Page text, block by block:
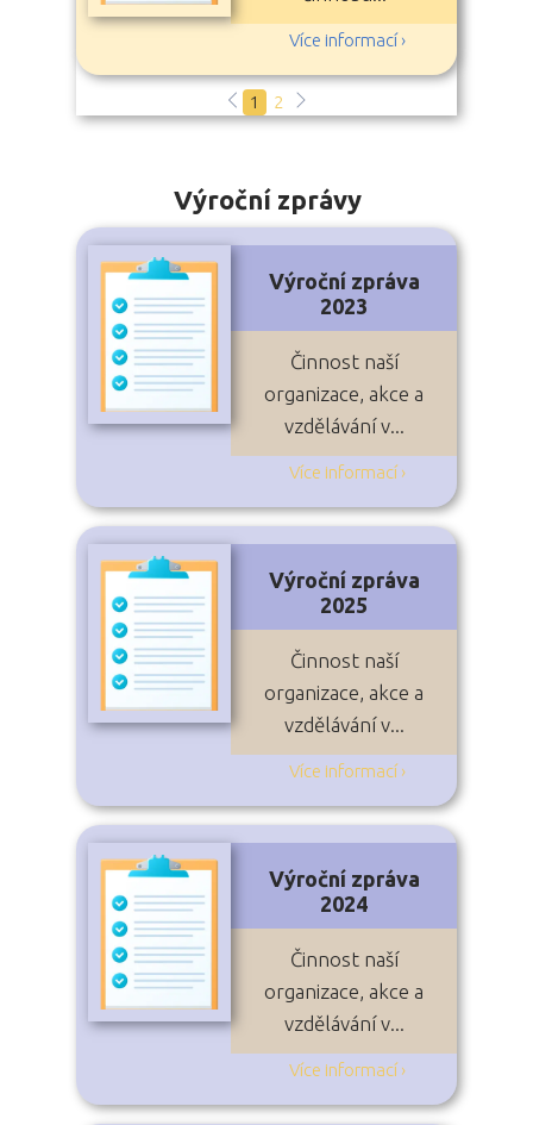
Výroční zprávy
Výroční zpráva
2023
Činnost naší
organizace, akce a
vzdělávání v...
Více informací ›
Výroční zpráva
2025
Činnost naší
organizace, akce a
vzdělávání v...
Více informací ›
Výroční zpráva
2024
Činnost naší
organizace, akce a
vzdělávání v...
Více informací ›
Více informací ›
1 2